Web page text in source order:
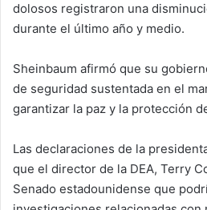
dolosos registraron una
durante el último año y medio.
Sheinbaum afirmó que su
de seguridad sustentada en el
garantizar la paz y la protección
Las declaraciones de la
que el director de la DEA, Terry
Senado estadounidense que